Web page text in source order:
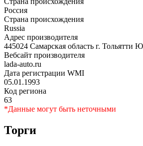
Россия
Страна происхождения
Russia
Адрес производителя
445024 Самарская область г. Тольятти
Вебсайт производителя
lada-auto.ru
Дата регистрации WMI
05.01.1993
Код региона
63
*Данные могут быть неточными
Торги